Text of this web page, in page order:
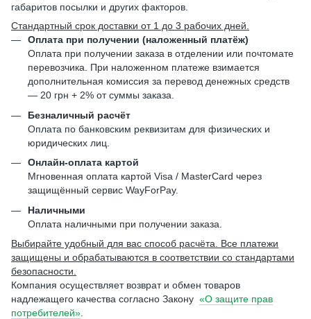
габаритов посылки и других факторов.
Стандартный срок доставки от 1 до 3 рабочих дней.
Оплата при получении (наложенный платёж)
Оплата при получении заказа в отделении или почтомате
перевозчика. При наложенном платеже взимается
дополнительная комиссия за перевод денежных средств
— 20 грн + 2% от суммы заказа.
Безналичный расчёт
Оплата по банковским реквизитам для физических и
юридических лиц.
Онлайн-оплата картой
Мгновенная оплата картой Visa / MasterCard через
защищённый сервис WayForPay.
Наличными
Оплата наличными при получении заказа.
Выбирайте удобный для вас способ расчёта. Все платежи
защищены и обрабатываются в соответствии со стандартами
безопасности.
Компания осуществляет возврат и обмен товаров
надлежащего качества согласно Закону «О защите прав
потребителей»